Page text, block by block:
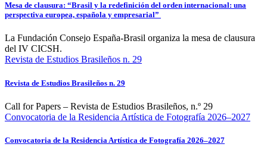
Mesa de clausura: “Brasil y la redefinición del orden internacional: una
perspectiva europea, española y empresarial”
La Fundación Consejo España-Brasil organiza la mesa de clausura
del IV CICSH.
Revista de Estudios Brasileños n. 29
Revista de Estudios Brasileños n. 29
Call for Papers – Revista de Estudios Brasileños, n.º 29
Convocatoria de la Residencia Artística de Fotografía 2026–2027
Convocatoria de la Residencia Artística de Fotografía 2026–2027